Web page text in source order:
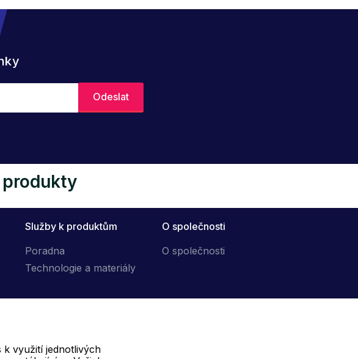
Služby k produktům
Poradna
Technologie a materiály
O společnosti
O společnosti
k využití jednotlivých